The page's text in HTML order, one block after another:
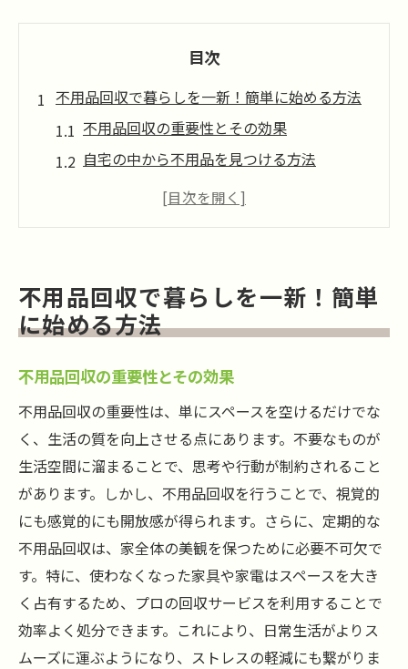
目次
不用品回収で暮らしを一新！簡単に始める方法
不用品回収の重要性とその効果
自宅の中から不用品を見つける方法
簡単に不用品を分類するコツ
不用品回収の成功事例とそのメリット
簡単ステップで不用品回収を実現！空間を広げ
る秘訣
ステップ1：不用品のリストアップ方法
ステップ2：効率的な分類の仕方
ステップ3：不用品を手放す決断術
ステップ4：不用品回収サービスの選び方
ステップ5：簡単にできる収納の工夫
空間を広げるための心構え
時間とスペースを確保！不用品回収の手軽な始
め方
忙しい人でもできる不用品回収の初歩
手軽に不用品を減らす方法
不用品回収で暮らしを一新！簡単
に始める方法
不用品回収の重要性とその効果
不用品回収の重要性は、単にスペースを空けるだけでな
く、生活の質を向上させる点にあります。不要なものが
生活空間に溜まることで、思考や行動が制約されること
があります。しかし、不用品回収を行うことで、視覚的
にも感覚的にも開放感が得られます。さらに、定期的な
不用品回収は、家全体の美観を保つために必要不可欠で
す。特に、使わなくなった家具や家電はスペースを大き
く占有するため、プロの回収サービスを利用することで
効率よく処分できます。これにより、日常生活がよりス
ムーズに運ぶようになり、ストレスの軽減にも繋がりま